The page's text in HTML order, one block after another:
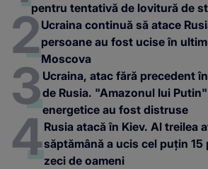
pentru tentativă de lovitură de
Ucraina continuă să atace
persoane au fost ucise în
Moscova
Ucraina, atac fără precedent
de Rusia. "Amazonul lui
energetice au fost distruse
Rusia atacă în Kiev. Al treilea
săptămână a ucis cel puțin 15
zeci de oameni